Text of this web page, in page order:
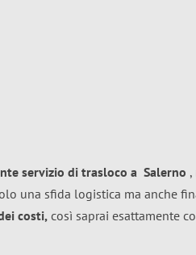
servizio di trasloco a Salerno
una sfida logistica ma anche
costi, così saprai esattamente